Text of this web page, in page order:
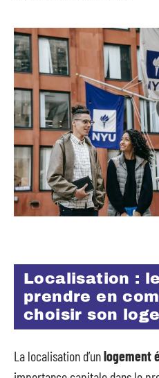
Localisation :
prendre en
choisir son
La localisation d’unlogement